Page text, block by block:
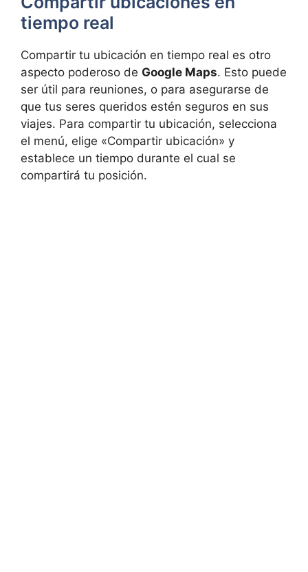
tiempo real
Compartir tu ubicación en tiempo real es otro
aspecto poderoso de Google Maps. Esto puede
ser útil para reuniones, o para asegurarse de
que tus seres queridos estén seguros en sus
viajes. Para compartir tu ubicación, selecciona
el menú, elige «Compartir ubicación» y
establece un tiempo durante el cual se
compartirá tu posición.